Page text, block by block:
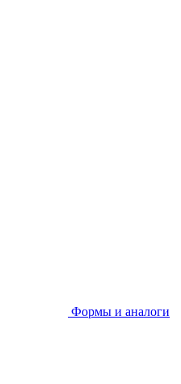
Формы и аналоги